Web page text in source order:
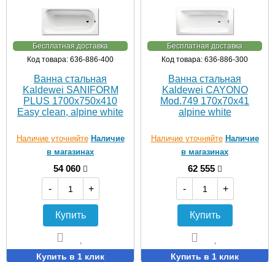
Бесплатная доставка
Код товара: 636-886-400
Ванна стальная
Kaldewei SANIFORM
PLUS 1700х750х410
Easy clean, alpine white
Наличие уточняйте Наличие
в магазинах
54 060
-
+
Купить
Купить в 1 клик
Бесплатная доставка
Код товара: 636-886-300
Ванна стальная
Kaldewei CAYONO
Mod.749 170х70х41
alpine white
Наличие уточняйте Наличие
в магазинах
62 555
-
+
Купить
Купить в 1 клик